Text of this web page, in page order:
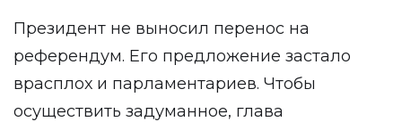
Президент не выносил перенос на
референдум. Его предложение застало
врасплох и парламентариев. Чтобы
осуществить задуманное, глава